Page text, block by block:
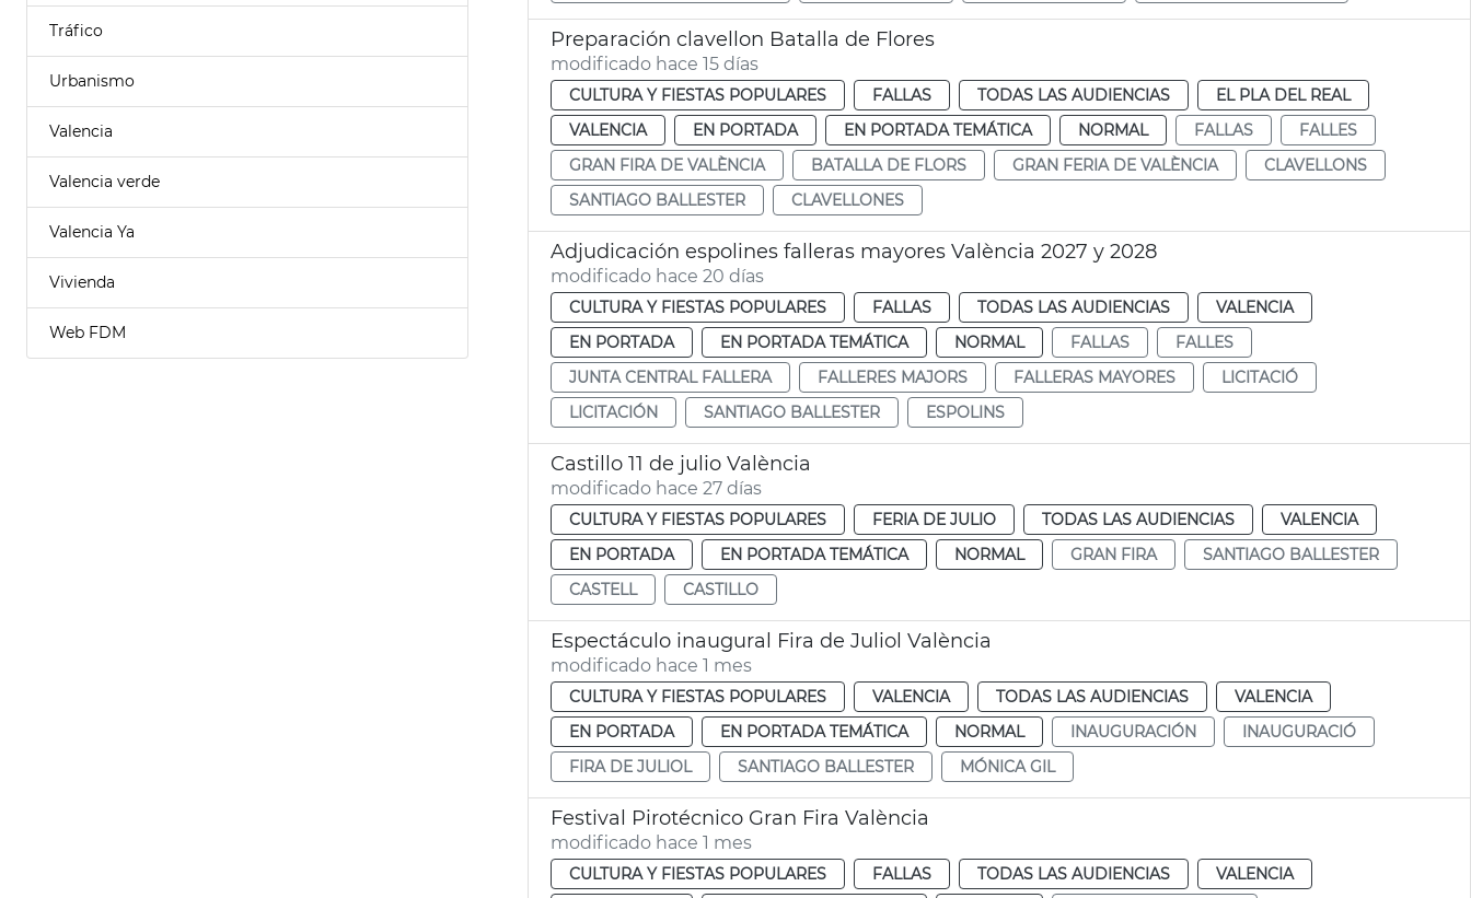
Tráfico
Urbanismo
Valencia
Valencia verde
Valencia Ya
Vivienda
Web FDM
Preparación clavellon Batalla de Flores
modificado hace 15 días
CULTURA Y FIESTAS POPULARES FALLAS TODAS LAS AUDIENCIAS
EL PLA DEL REAL
VALENCIA
EN PORTADA EN PORTADA TEMÁTICA NORMAL FALLAS
FALLES
GRAN FIRA DE VALÈNCIA
BATALLA DE FLORS GRAN FERIA DE VALÈNCIA
CLAVELLONS
SANTIAGO BALLESTER
CLAVELLONES
Adjudicación espolines falleras mayores València 2027 y 2028
modificado hace 20 días
CULTURA Y FIESTAS POPULARES FALLAS TODAS LAS AUDIENCIAS
VALENCIA
EN PORTADA
EN PORTADA TEMÁTICA NORMAL FALLAS
FALLES
JUNTA CENTRAL FALLERA
FALLERES MAJORS FALLERAS MAYORES
LICITACIÓ
LICITACIÓN
SANTIAGO BALLESTER ESPOLINS
Castillo 11 de julio València
modificado hace 27 días
CULTURA Y FIESTAS POPULARES FERIA DE JULIO TODAS LAS AUDIENCIAS
VALENCIA
EN PORTADA
EN PORTADA TEMÁTICA NORMAL GRAN FIRA
SANTIAGO BALLESTER
CASTELL
CASTILLO
Espectáculo inaugural Fira de Juliol València
modificado hace 1 mes
CULTURA Y FIESTAS POPULARES VALENCIA TODAS LAS AUDIENCIAS
VALENCIA
EN PORTADA
EN PORTADA TEMÁTICA NORMAL INAUGURACIÓN
INAUGURACIÓ
FIRA DE JULIOL
SANTIAGO BALLESTER MÓNICA GIL
Festival Pirotécnico Gran Fira València
modificado hace 1 mes
CULTURA Y FIESTAS POPULARES FALLAS TODAS LAS AUDIENCIAS
VALENCIA